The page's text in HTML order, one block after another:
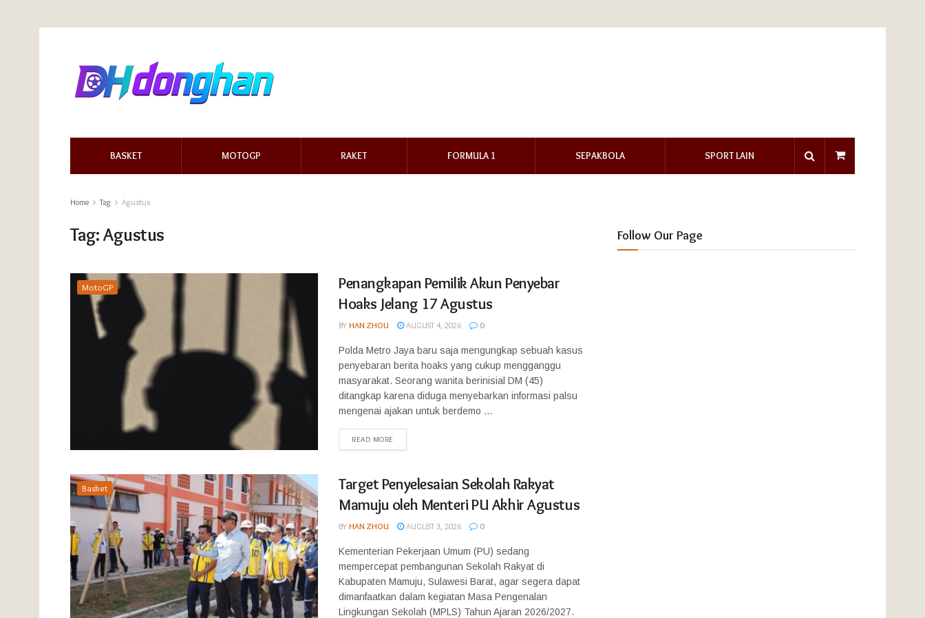
BASKET MOTOGP RAKET FORMULA 1 SEPAKBOLA SPORT LAIN
Home Tag Agustus
Tag:Agustus
MotoGP
Penangkapan Pemilik Akun Penyebar
Hoaks Jelang 17 Agustus
BY HAN ZHOU AUGUST 4, 2026 0
Polda Metro Jaya baru saja mengungkap sebuah kasus
penyebaran berita hoaks yang cukup mengganggu
masyarakat. Seorang wanita berinisial DM (45)
ditangkap karena diduga menyebarkan informasi palsu
mengenai ajakan untuk berdemo ...
READ MORE
Basket
Target Penyelesaian Sekolah Rakyat
Mamuju oleh Menteri PU Akhir Agustus
BY HAN ZHOU AUGUST 3, 2026 0
Kementerian Pekerjaan Umum (PU) sedang
mempercepat pembangunan Sekolah Rakyat di
Kabupaten Mamuju, Sulawesi Barat, agar segera dapat
dimanfaatkan dalam kegiatan Masa Pengenalan
Lingkungan Sekolah (MPLS) Tahun Ajaran 2026/2027.
Follow Our Page